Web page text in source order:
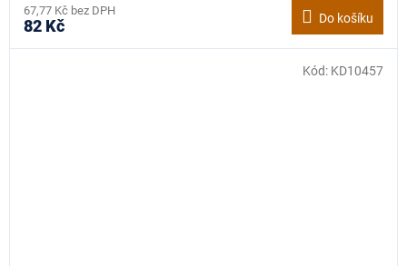
67,77 Kč bez DPH
82 Kč Do košíku
Kód: KD10457